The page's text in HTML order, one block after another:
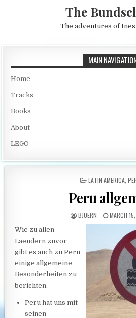
The
The adventures of
MAIN
Home
Tracks
Books
About
LEGO
POSTED IN
LATIN AMERICA,
Peru
AUTHOR:
BJOERN MARCH
Wie zu allen
Laendern zuvor
gibt es auch zu Peru
einige allgemeine
Besonderheiten zu
berichten.
Peru hat uns mit
seinen